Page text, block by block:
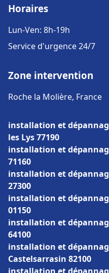
Horaires
Lun-Ven: 8h-19h
Service d'urgence 24/7
Zone intervention
Roche la Molière, France
installation et
les Lys 77190
installation et
71160
installation et
27300
installation et
01150
installation et
64100
installation et
Castelsarrasin 82100